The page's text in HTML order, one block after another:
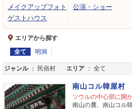
メイクアップフォト
公演・ショー
ゲストハウス
エリアから探す
全て
明洞
ジャンル： 民俗村 エリア ： 全て
南山コル韓屋村
ソウルの中心部に開
南山の麓、南山コル